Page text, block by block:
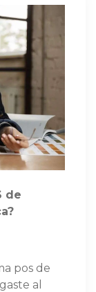
de
pos de
al